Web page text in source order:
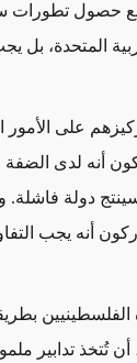
حصول تطورات
المتحدة، بل
على الأمور
أنه لدى الضفة
دولة فاشلة.
أنه يجب
أن تُتخذ تدابير